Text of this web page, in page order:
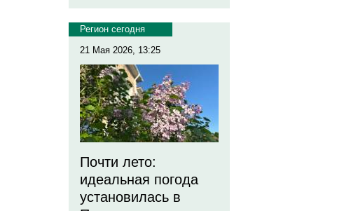
Регион сегодня
21 Мая 2026, 13:25
Почти лето:
идеальная погода
установилась в